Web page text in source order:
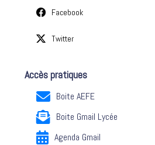
Facebook
Twitter
Accès pratiques
Boite AEFE
Boite Gmail Lycée
Agenda Gmail